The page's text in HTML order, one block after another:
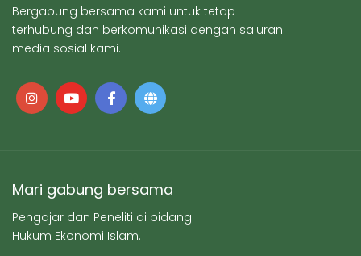
Bergabung bersama kami untuk tetap
terhubung dan berkomunikasi dengan saluran
media sosial kami.
Mari gabung bersama
Pengajar dan Peneliti di bidang
Hukum Ekonomi Islam.